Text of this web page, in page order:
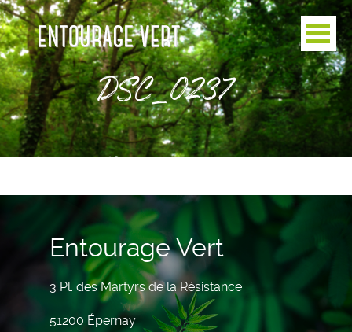
DSC_0237
Entourage Vert
3 Pl. des Martyrs de la Résistance
51200 Épernay